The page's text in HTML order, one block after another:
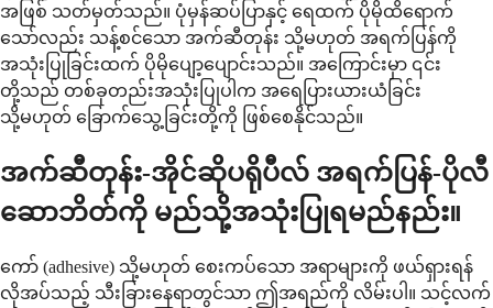
အဖြစ် သတ်မှတ်သည်။ ပုံမှန်ဆပ်ပြာနှင့် ရေထက် ပိုမိုထိရောက်
သော်လည်း သန့်စင်သော အက်ဆီတုန်း သို့မဟုတ် အရက်ပြန်ကို
အသုံးပြုခြင်းထက် ပိုမိုပျော့ပျောင်းသည်။ အကြောင်းမှာ ၎င်း
တို့သည် တစ်ခုတည်းအသုံးပြုပါက အရေပြားယားယံခြင်း
သို့မဟုတ် ခြောက်သွေ့ခြင်းတို့ကို ဖြစ်စေနိုင်သည်။
အက်ဆီတုန်း-အိုင်ဆိုပရိုပီလ် အရက်ပြန်-ပိုလီ
ဆောဘိတ်ကို မည်သို့အသုံးပြုရမည်နည်း။
ကော် (adhesive) သို့မဟုတ် စေးကပ်သော အရာများကို ဖယ်ရှားရန်
လိုအပ်သည့် သီးခြားနေရာတွင်သာ ဤအရည်ကို လိမ်းပါ။ သင့်လက်